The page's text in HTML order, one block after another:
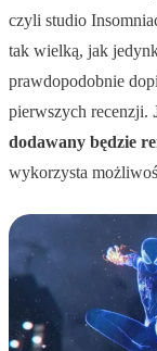
czyli studio
tak wielką, jak
prawdopodobnie
pierwszych recenzji.
dodawany będzie
wykorzysta